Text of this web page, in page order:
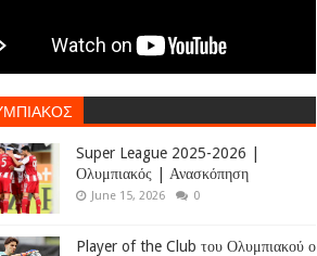
Super League 2025-2026 |
Ολυμπιακός | Ανασκόπηση
June 15, 2026 0
Player of the Club του Ολυμπιακού ο